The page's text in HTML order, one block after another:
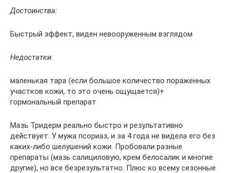
Достоинства:
Быстрый эффект, виден невооруженным взглядом
Недостатки:
маленькая тара (если большое количество пораженных
участков кожи, то это очень ощущается)+
гормональный препарат
Мазь Тридерм реально быстро и результативно
действует. У мужа псориаз, и за 4 года не видела его без
каких-либо шелушений кожи. Пробовали разные
препараты (мазь салициловую, крем белосалик и многие
другие), но все безрезультатно. Плюс ко всему сезонные